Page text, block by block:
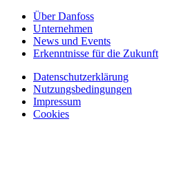
Über Danfoss
Unternehmen
News und Events
Erkenntnisse für die Zukunft
Datenschutzerklärung
Nutzungsbedingungen
Impressum
Cookies